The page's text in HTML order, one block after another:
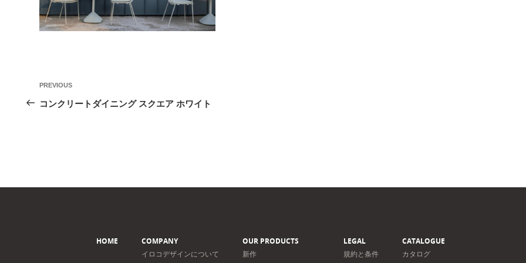
投
稿
シ
Previous
Post
PREVIOUS
コンクリートダイニング スクエア ホワイト
HOME
COMPANY
イロコデザインについて
OUR PRODUCTS
新作
LEGAL
規約と条件
CATALOGUE
カタログ